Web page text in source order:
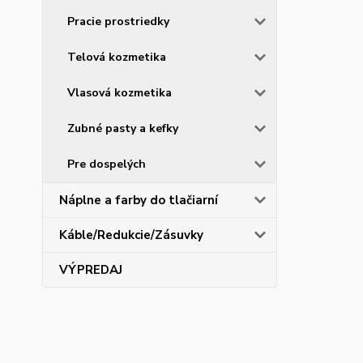
Pracie prostriedky
Telová kozmetika
Vlasová kozmetika
Zubné pasty a kefky
Pre dospelých
Náplne a farby do tlačiarní
Káble/Redukcie/Zásuvky
VÝPREDAJ